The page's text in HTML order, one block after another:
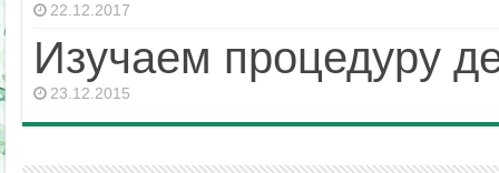
22.12.2017
Изучаем процедуру
23.12.2015